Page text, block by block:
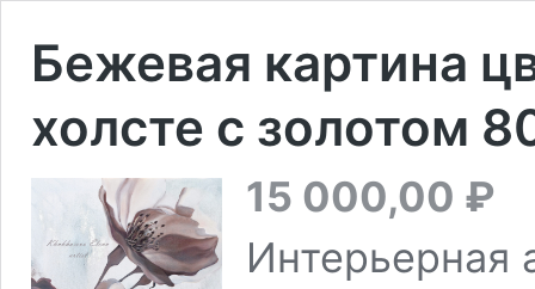
Бежевая картина
холсте с золотом
15 000,00 ₽
Интерьерная